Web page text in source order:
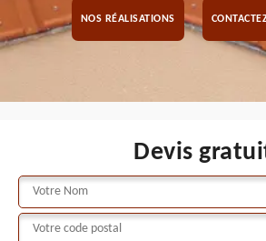
NOS RÉALISATIONS
Devis